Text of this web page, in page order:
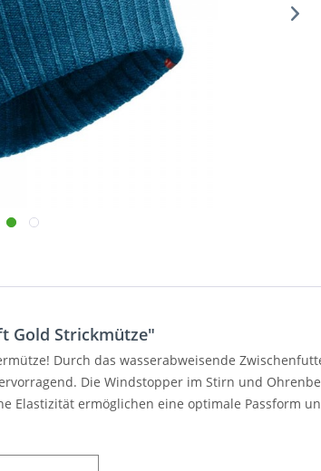
Gold Strickmütze"
Durch das wasserabweisende
Die Windstopper im Stirn und
Elastizität ermöglichen eine optimale Passform